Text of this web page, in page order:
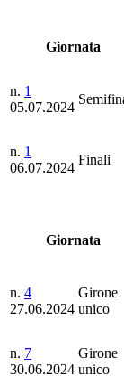
Giornata
n. 1
05.07.2024
n. 1
06.07.2024
Finali
Giornata
n. 4
27.06.2024
Girone
unico
n. 7
30.06.2024
Girone
unico